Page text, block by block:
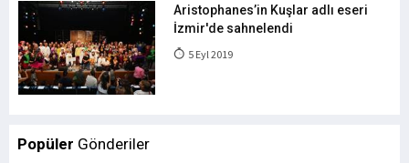
Aristophanes’in Kuşlar adlı eseri
İzmir'de sahnelendi
5 Eyl 2019
Popüler Gönderiler